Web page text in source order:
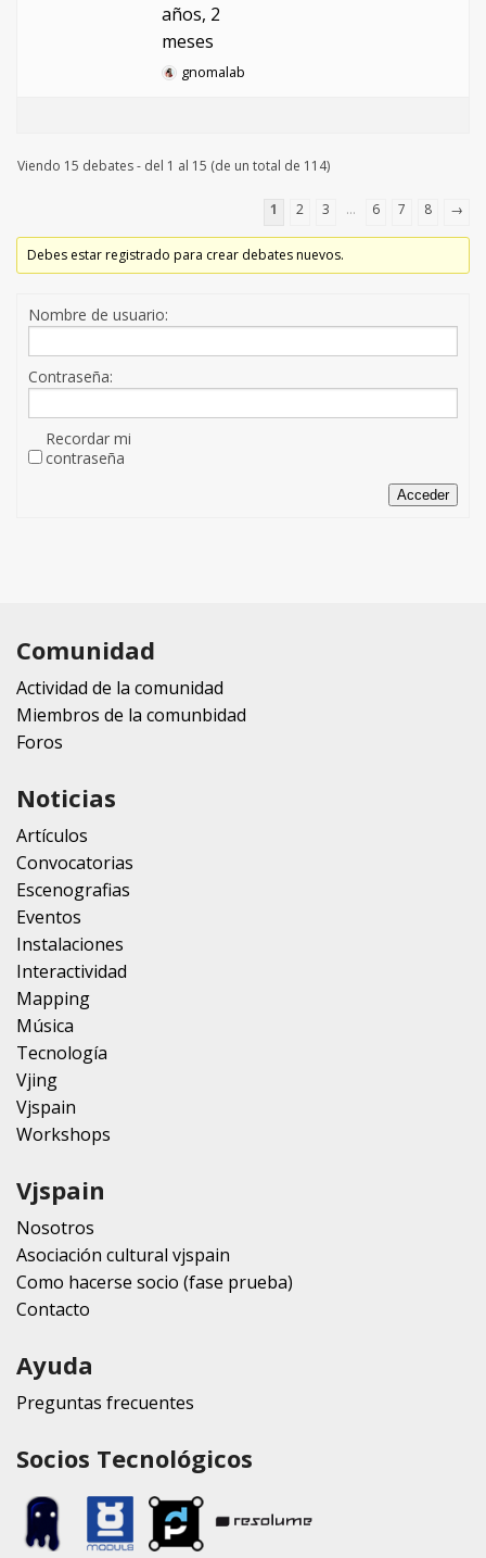
años, 2
meses
gnomalab
Viendo 15 debates - del 1 al 15 (de un total de 114)
1 2 3 … 6 7 8 →
Debes estar registrado para crear debates nuevos.
Nombre de usuario:
Contraseña:
Recordar mi
contraseña
Acceder
Comunidad
Actividad de la comunidad
Miembros de la comunbidad
Foros
Noticias
Artículos
Convocatorias
Escenografias
Eventos
Instalaciones
Interactividad
Mapping
Música
Tecnología
Vjing
Vjspain
Workshops
Vjspain
Nosotros
Asociación cultural vjspain
Como hacerse socio (fase prueba)
Contacto
Ayuda
Preguntas frecuentes
Socios Tecnológicos